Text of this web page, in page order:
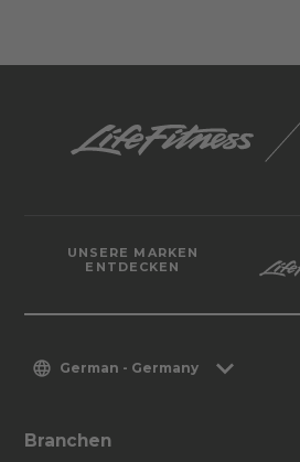
UNSERE MARKEN
ENTDECKEN
German - Germany
Branchen